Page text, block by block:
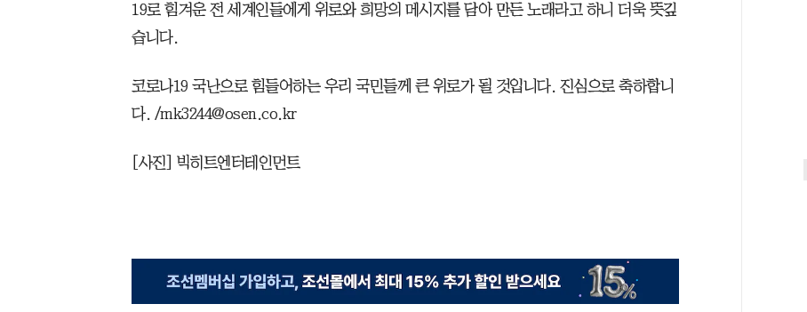
19로 힘겨운 전 세계인들에게 위로와 희망의 메시지를 담아 만든 노래라고 하니 더욱 뜻깊
습니다.
코로나19 국난으로 힘들어하는 우리 국민들께 큰 위로가 될 것입니다. 진심으로 축하합니
다. /mk3244@osen.co.kr
[사진] 빅히트엔터테인먼트